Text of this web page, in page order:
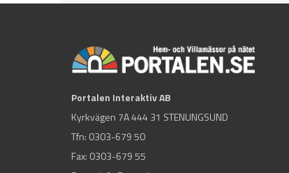
Portalen Interaktiv AB
Kyrkvägen 7A 444 31 STENUNGSUND
Tfn: 0303-679 50
Fax: 0303-679 55